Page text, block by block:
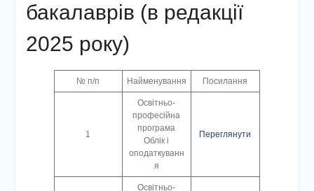
бакалаврів (в редакції
2025 року)
№ п/п Найменування Посилання
1
Освітньо-
професійна
програма
Облік і
оподаткуванн
я
Переглянути
Освітньо-